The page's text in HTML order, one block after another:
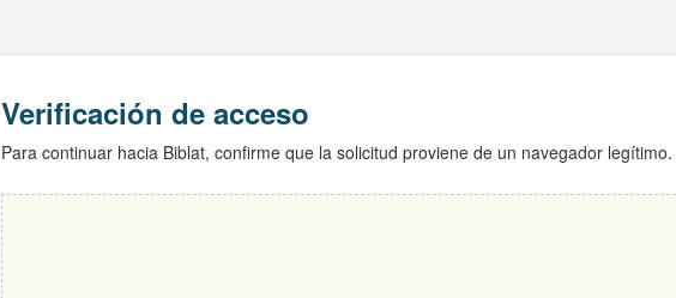
Verificación de acceso
Para continuar hacia Biblat, confirme que la solicitud proviene de un navegador legítimo.